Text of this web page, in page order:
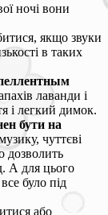
ночі вони
якщо звуки
в таких
лаванди і
і легкий димок.
бути на
чуттєві
дозволить
А для цього
було під
або